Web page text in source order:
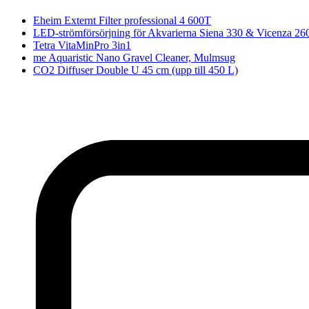
Eheim Externt Filter professional 4 600T
LED-strömförsörjning för Akvarierna Siena 330 & Vicenza
Tetra VitaMinPro 3in1
me Aquaristic Nano Gravel Cleaner, Mulmsug
CO2 Diffuser Double U 45 cm (upp till 450 L)